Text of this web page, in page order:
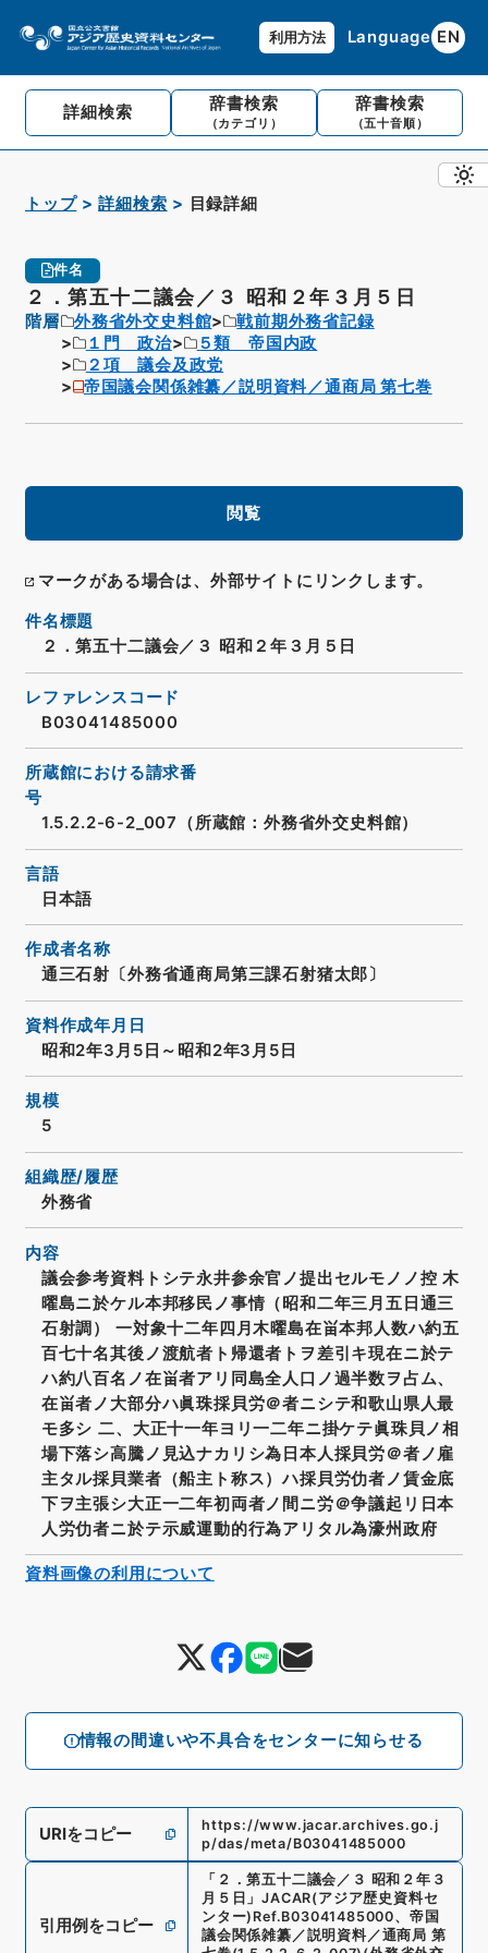
利用方法 Language EN
詳細検索 辞書検索
（カテゴリ）
辞書検索
（五十音順）
トップ 詳細検索 目録詳細
件名
２．第五十二議会／３ 昭和２年３月５日
階層 外務省外交史料館
戦前期外務省記録
１門 政治
５類 帝国内政
２項 議会及政党
帝国議会関係雑纂／説明資料／通商局 第七巻
閲覧
マークがある場合は、外部サイトにリンクします。
情報の間違いや不具合をセンターに知らせる
件名標題
２．第五十二議会／３ 昭和２年３月５日
レファレンスコード
B03041485000
所蔵館における請求番
号
1.5.2.2-6-2_007（所蔵館：外務省外交史料館）
言語
日本語
作成者名称
通三石射〔外務省通商局第三課石射猪太郎〕
資料作成年月日
昭和2年3月5日～昭和2年3月5日
規模
5
組織歴/履歴
外務省
内容
議会参考資料トシテ永井参余官ノ提出セルモノノ控 木
曜島ニ於ケル本邦移民ノ事情（昭和二年三月五日通三
石射調） 一対象十二年四月木曜島在畄本邦人数ハ約五
百七十名其後ノ渡航者ト帰還者トヲ差引キ現在ニ於テ
ハ約八百名ノ在畄者アリ同島全人口ノ過半数ヲ占ム、
在畄者ノ大部分ハ眞珠採貝労＠者ニシテ和歌山県人最
モ多シ 二、大正十一年ヨリ一二年ニ掛ケテ眞珠貝ノ相
場下落シ高騰ノ見込ナカリシ為日本人採貝労＠者ノ雇
主タル採貝業者（船主ト称ス）ハ採貝労仂者ノ賃金底
下ヲ主張シ大正一二年初両者ノ間ニ労＠争議起リ日本
人労仂者ニ於テ示威運動的行為アリタル為濠州政府
URIをコピー
https://www.jacar.archives.go.j
p/das/meta/B03041485000
引用例をコピー
「 ２．第五十二議会／３ 昭和２年３
月５日 」JACAR(アジア歴史資料セ
ンター) Ref.B03041485000、 帝国
議会関係雑纂／説明資料／通商局 第
資料画像の利用について